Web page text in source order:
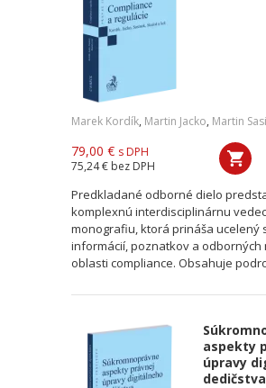
Marek Kordík, Martin Jacko, Martin
79,00 € s DPH
75,24 € bez DPH
Predkladané odborné dielo
komplexnú interdisciplinárnu
monografiu, ktorá prináša ucelený
informácií, poznatkov a odborných
oblasti compliance. Obsahuje
aspekty
úpravy
dedičstva